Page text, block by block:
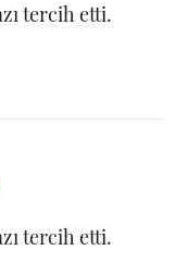
tercih etti.
tercih etti.